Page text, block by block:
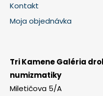
Kontakt
Moja objednávka
Tri Kamene Galéria
numizmatiky
Miletičova 5/A